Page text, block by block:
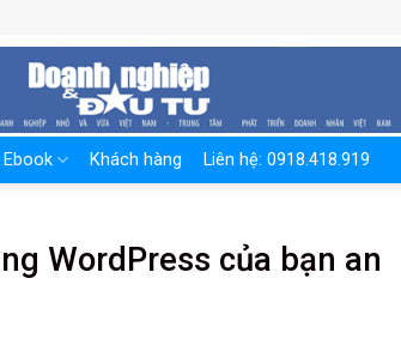
Ebook Khách hàng Liên hệ: 0918.418.919
WordPress của bạn an